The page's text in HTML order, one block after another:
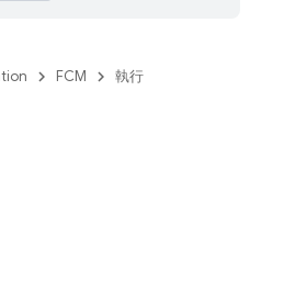
FCM 執行